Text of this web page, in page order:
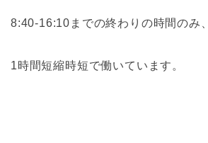
8:40-16:10までの終わりの時間のみ、
1時間短縮時短で働いています。